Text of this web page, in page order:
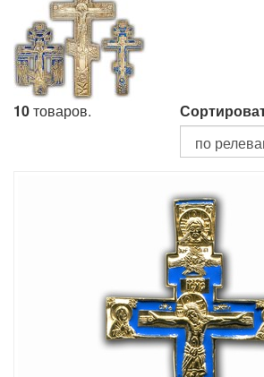
10товаров.